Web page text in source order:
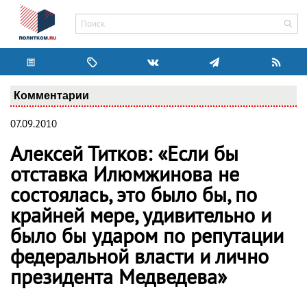
Комментарии
07.09.2010
Алексей Титков: «Если бы
отставка Илюмжинова не
состоялась, это было бы, по
крайней мере, удивительно и
было бы ударом по репутации
федеральной власти и лично
президента Медведева»